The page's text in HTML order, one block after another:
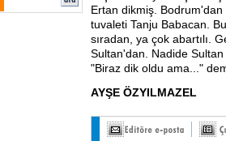
Ertan dikmiş.
tuvaleti Tanju Babacan.
sıradan, ya çok abartılı.
Sultan'dan. Nadide Sultan
"Biraz dik oldu ama..."
AYŞE ÖZYILMAZEL